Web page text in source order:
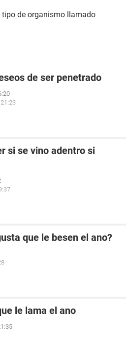
tipo de organismo llamado
de ser penetrado
si se vino adentro si
que le besen el ano?
le lama el ano